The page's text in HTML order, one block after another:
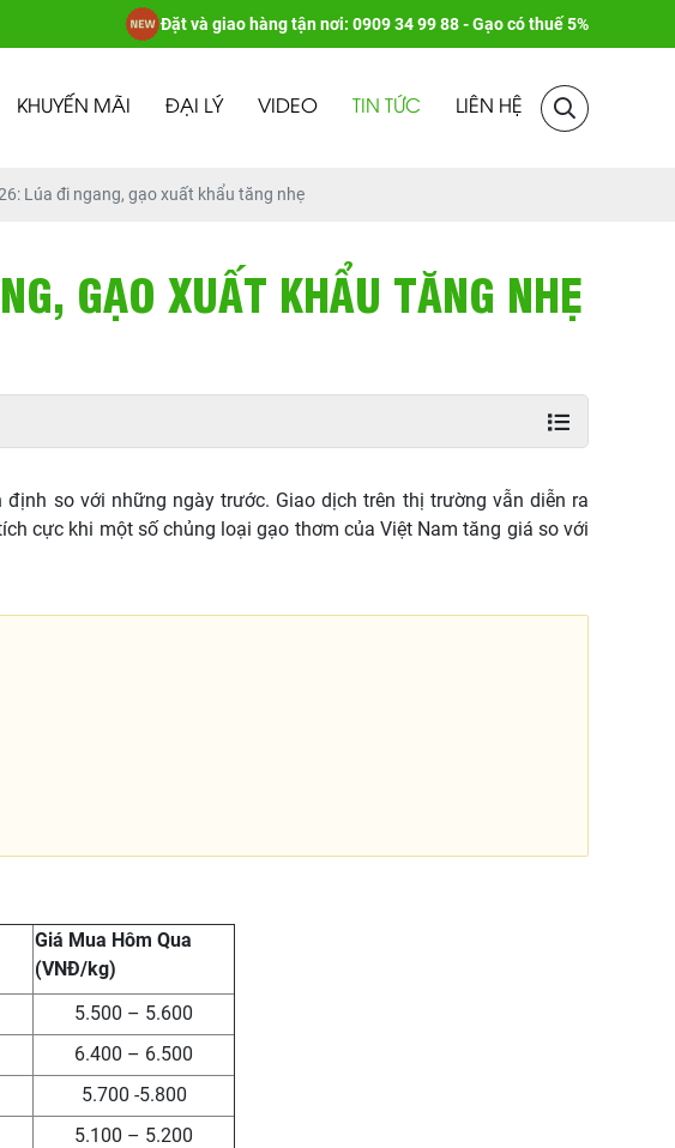
Đặt và giao hàng tận nơi: 0909 34 99 88 - Gạo có thuế 5%
KHUYẾN MÃI ĐẠI LÝ VIDEO TIN TỨC LIÊN HỆ
Lúa đi ngang, gạo xuất khẩu tăng nhẹ
GẠO XUẤT KHẨU TĂNG NHẸ
so với những ngày trước. Giao dịch trên thị trường vẫn diễn ra
cực khi một số chủng loại gạo thơm của Việt Nam tăng giá so với
Giá Mua Hôm Qua
(VNĐ/kg)
5.500 – 5.600
6.400 – 6.500
5.700 -5.800
5.100 – 5.200